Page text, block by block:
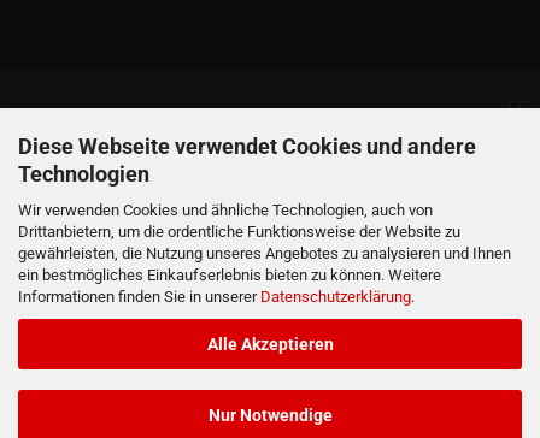
Diese Webseite verwendet Cookies und andere
Technologien
Wir verwenden Cookies und ähnliche Technologien, auch von
Drittanbietern, um die ordentliche Funktionsweise der Website zu
gewährleisten, die Nutzung unseres Angebotes zu analysieren und Ihnen
ein bestmögliches Einkaufserlebnis bieten zu können. Weitere
Informationen finden Sie in unserer Datenschutzerklärung.
Alle Akzeptieren
Nur Notwendige
Informationen
Produkte
Ihr Konto